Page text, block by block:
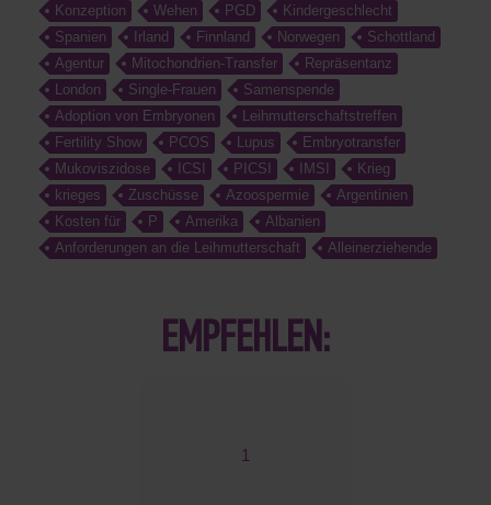
Konzeption
Wehen PGD
Kindergeschlecht
Spanien
Irland Finnland Norwegen
Schottland
Agentur
Mitochondrien-Transfer
Repräsentanz
London
Single-Frauen
Samenspende
Adoption von Embryonen
Leihmutterschaftstreffen
Fertility Show
PCOS Lupus
Embryotransfer
Mukoviszidose
ICSI PICSI IMSI
Krieg
krieges
Zuschüsse Azoospermie
Argentinien
Kosten für
P Amerika
Albanien
Anforderungen an die Leihmutterschaft
Alleinerziehende
EMPFEHLEN:
1